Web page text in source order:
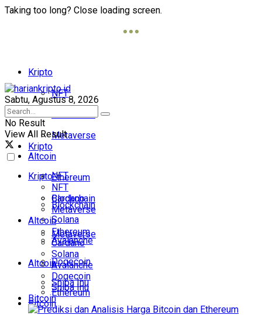
Taking too long? Close loading screen.
Kripto
NFT
Blockchain
Metaverse
Altcoin
Ethereum
Cardano
Solana
Avalanche
Dogecoin
Shiba Inu
Bitcoin
Sabtu, Agustus 8, 2026
No Result
View All Result
Kripto
NFT
Blockchain
Metaverse
Altcoin
Ethereum
Kripto
NFT
Blockchain
Metaverse
Altcoin
Ethereum
Cardano
Solana
Avalanche
Dogecoin
Shiba Inu
Bitcoin